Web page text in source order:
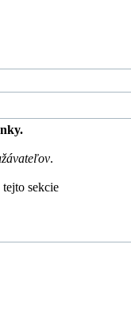
.
sekcie